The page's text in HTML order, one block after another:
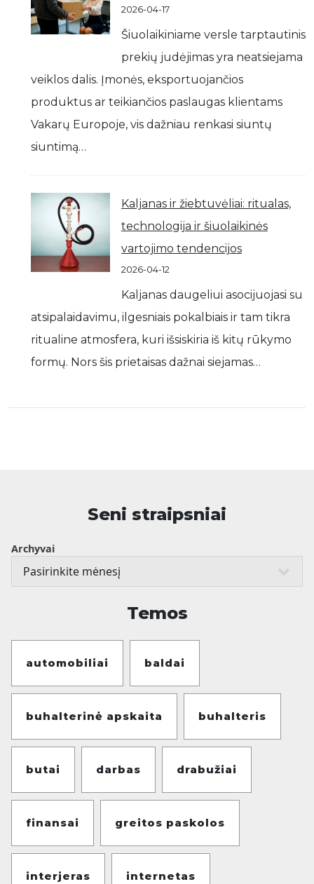
2026-04-17
Šiuolaikiniame versle tarptautinis
prekių judėjimas yra neatsiejama
veiklos dalis. Įmonės, eksportuojančios
produktus ar teikiančios paslaugas klientams
Vakarų Europoje, vis dažniau renkasi siuntų
siuntimą…
Kaljanas ir žiebtuvėliai: ritualas,
technologija ir šiuolaikinės
vartojimo tendencijos
2026-04-12
Kaljanas daugeliui asocijuojasi su
atsipalaidavimu, ilgesniais pokalbiais ir tam tikra
ritualine atmosfera, kuri išsiskiria iš kitų rūkymo
formų. Nors šis prietaisas dažnai siejamas…
Seni straipsniai
Archyvai
Temos
automobiliai baldai
buhalterinė apskaita buhalteris
butai darbas drabužiai
finansai greitos paskolos
interjeras internetas